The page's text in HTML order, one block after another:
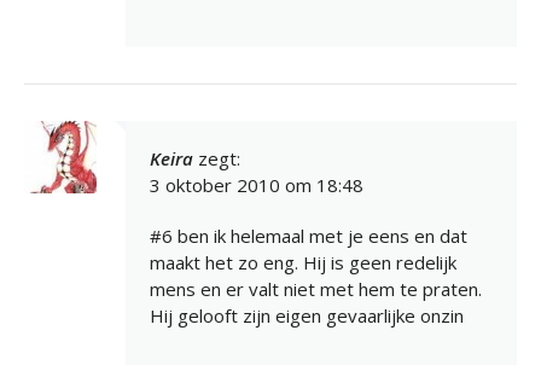
Keira zegt:
3 oktober 2010 om 18:48
#6 ben ik helemaal met je eens en dat
maakt het zo eng. Hij is geen redelijk
mens en er valt niet met hem te praten.
Hij gelooft zijn eigen gevaarlijke onzin